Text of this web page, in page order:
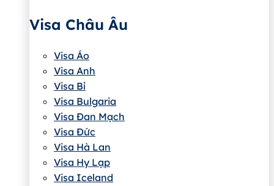
Visa Châu Âu
Visa Áo
Visa Anh
Visa Bỉ
Visa Bulgaria
Visa Đan Mạch
Visa Đức
Visa Hà Lan
Visa Hy Lạp
Visa Iceland